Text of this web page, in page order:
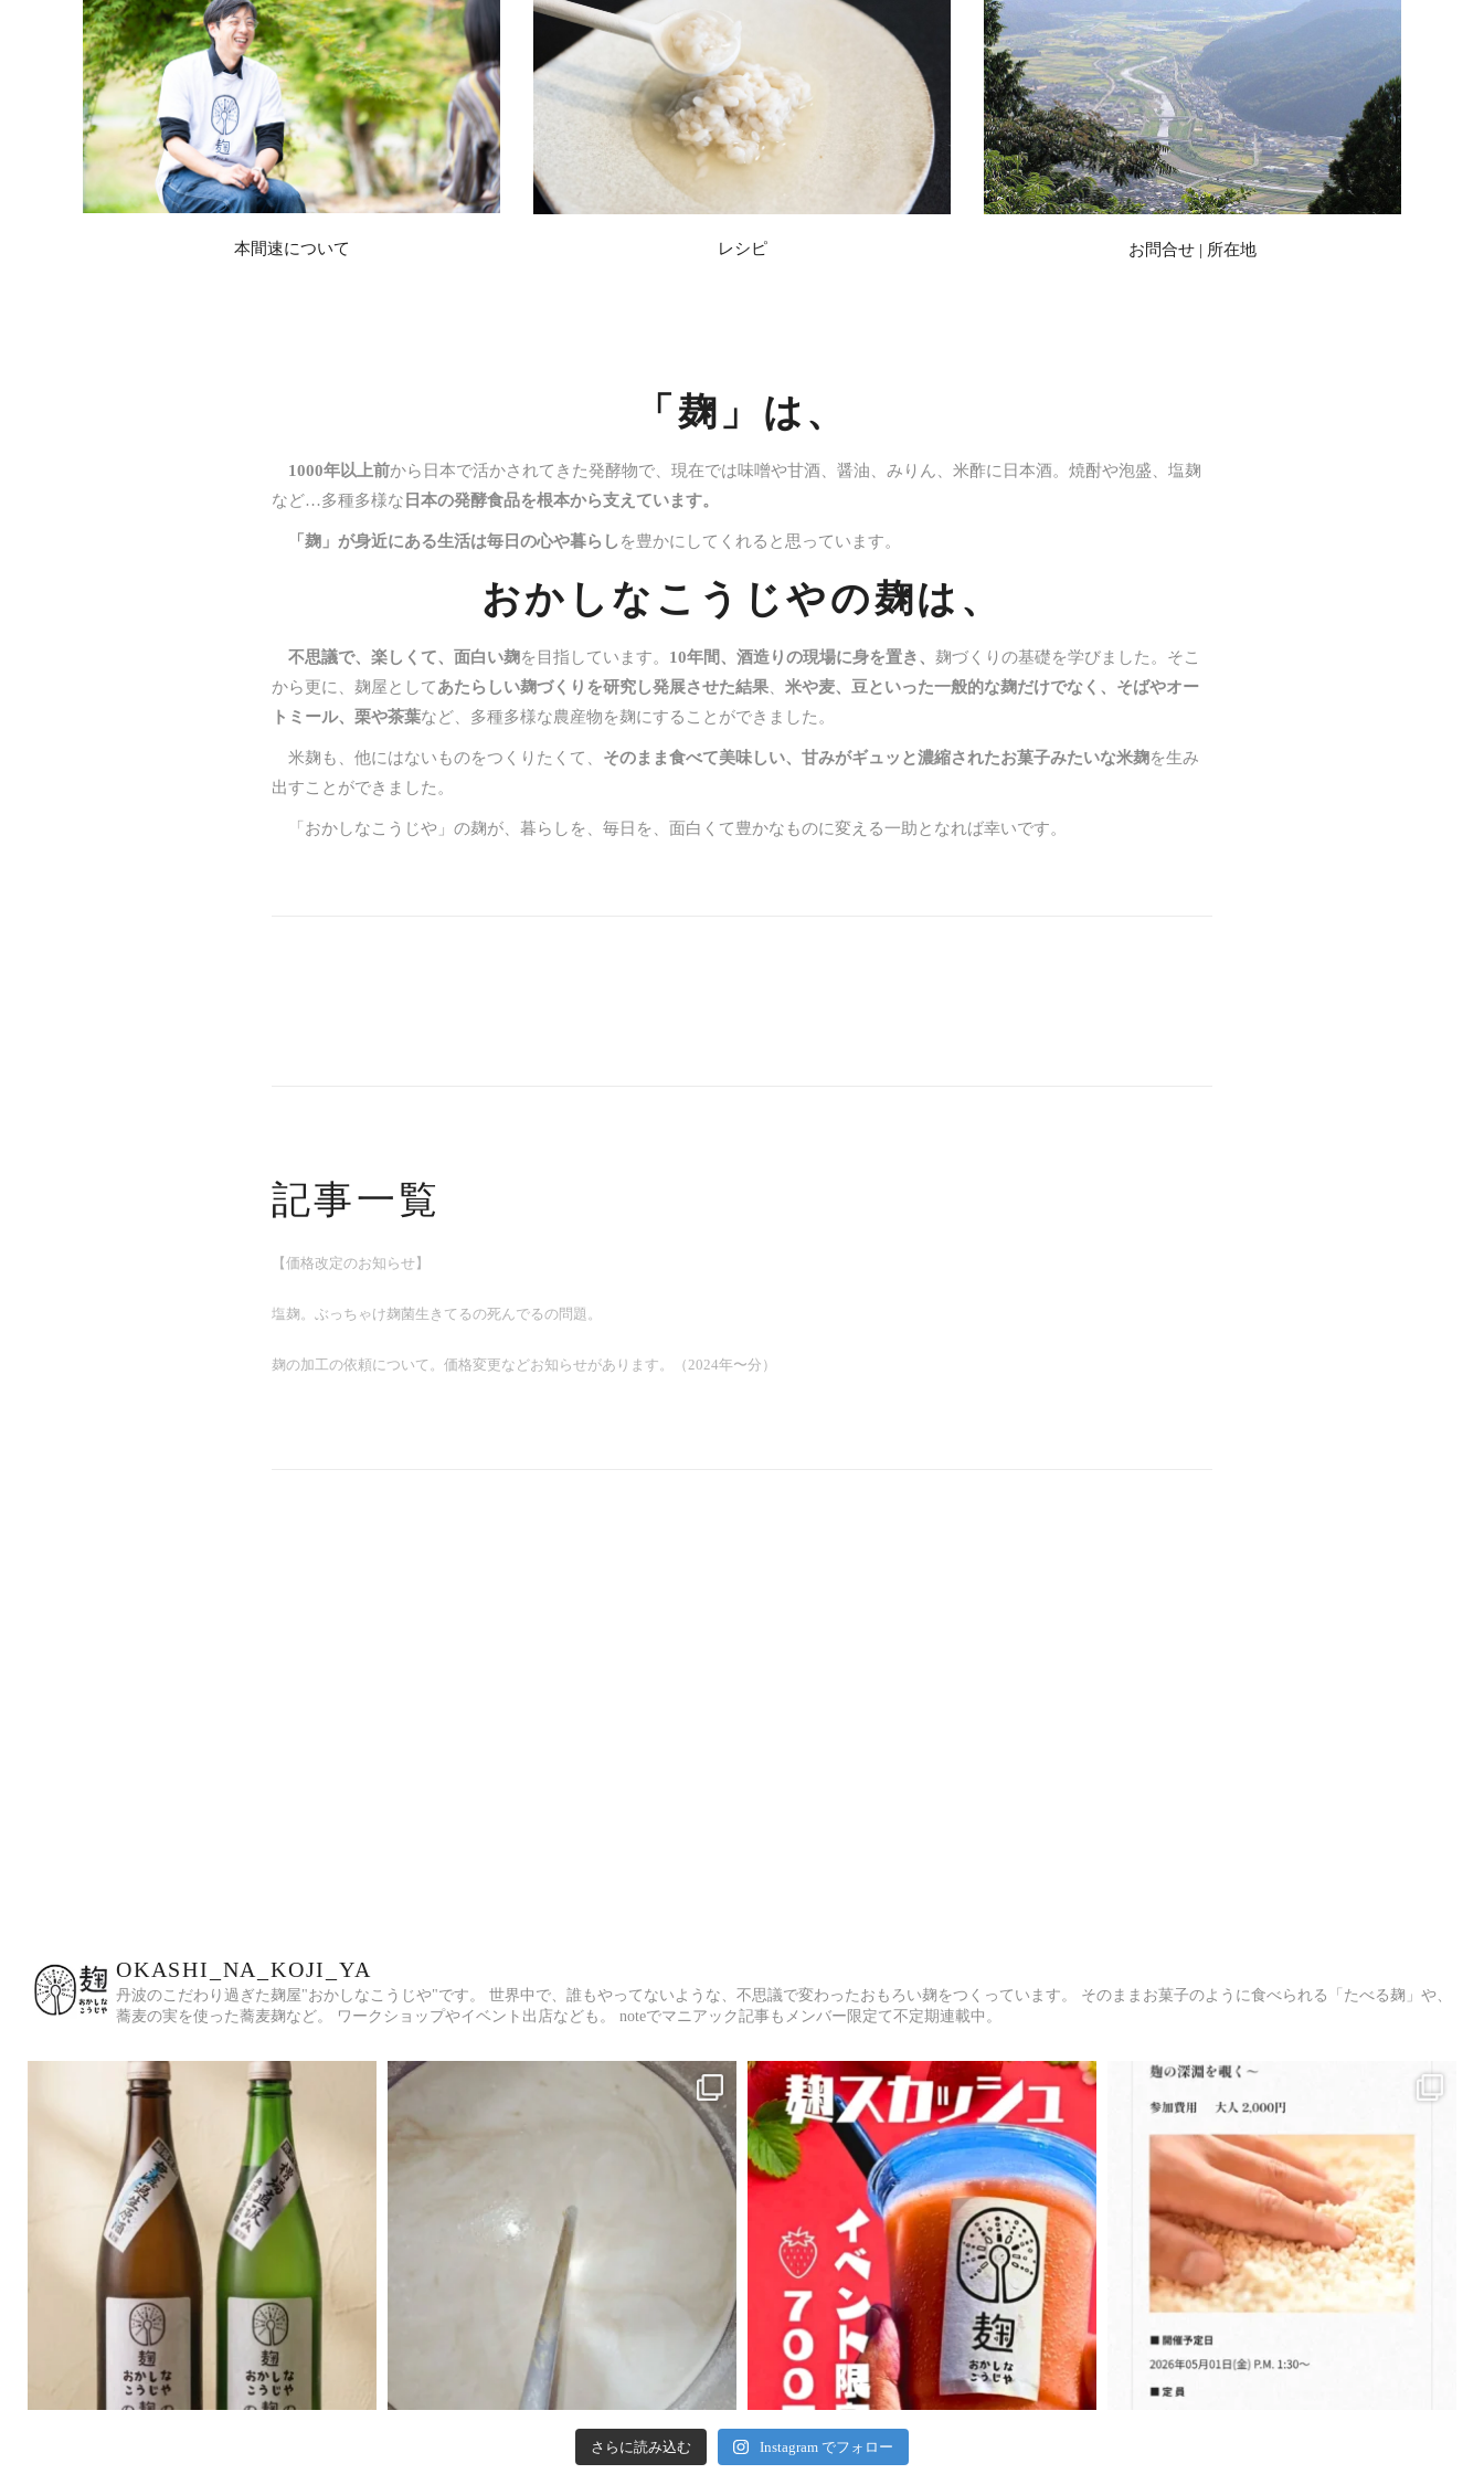
本間速について レシピ お問合せ | 所在地
「麹」は、
1000年以上前から日本で活かされてきた発酵物で、現在では味噌や甘酒、醤油、みりん、米酢に日本酒。焼酎や泡盛、塩麹
など…多種多様な 日本の発酵食品を根本から支えています。
「麹」が身近にある生活は毎日の心や暮らし を豊かにしてくれると思っています。
おかしなこうじやの麹は、
不思議で、楽しくて、面白い麹 を目指しています。 10年間、酒造りの現場に身を置き、 麹づくりの基礎を学びました。そこ
から更に、麹屋としてあたらしい麹づくりを研究し発展させた結果、 米や麦、豆といった一般的な麹だけでなく、そばやオー
トミール、栗や茶葉など、多種多様な農産物を麹にすることができました。
米麹も、他にはないものをつくりたくて、 そのまま食べて美味しい、甘みがギュッと濃縮されたお菓子みたいな米麹 を生み
出すことができました。
「おかしなこうじや」の麹が、暮らしを、毎日を、面白くて豊かなものに変える一助となれば幸いです。
記事一覧
【価格改定のお知らせ】
塩麹。ぶっちゃけ麹菌生きてるの死んでるの問題。
麹の加工の依頼について。価格変更などお知らせがあります。（2024年〜分）
OKASHI_NA_KOJI_YA
丹波のこだわり過ぎた麹屋"おかしなこうじや"です。 世界中で、誰もやってないような、不思議で変わったおもろい麹をつくっています。
そのままお菓子のように食べられる「たべる麹」や、
蕎麦の実を使った蕎麦麹など。
ワークショップやイベント出店なども。 noteでマニアック記事もメンバー限定て不定期連載中。
さらに読み込む Instagram でフォロー